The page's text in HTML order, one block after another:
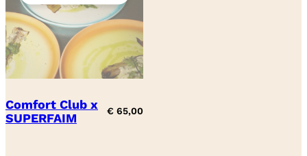
Comfort Club x
SUPERFAIM
€ 65,00